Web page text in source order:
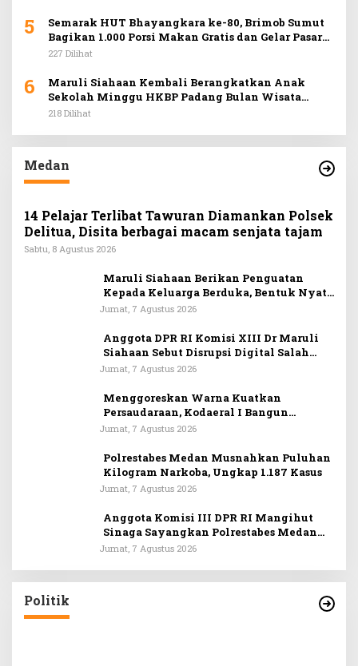
5
Semarak HUT Bhayangkara ke-80, Brimob Sumut
Bagikan 1.000 Porsi Makan Gratis dan Gelar Pasar
Murah di Car Free Day Medan
227 Dilihat
6
Maruli Siahaan Kembali Berangkatkan Anak
Sekolah Minggu HKBP Padang Bulan Wisata
Rohani ke Hill Park
218 Dilihat
Medan
14 Pelajar Terlibat Tawuran Diamankan Polsek
Delitua, Disita berbagai macam senjata tajam
Sabtu, 8 Agustus 2026
Maruli Siahaan Berikan Penguatan
Kepada Keluarga Berduka, Bentuk Nyata
Arti Persahabatan
Jumat, 7 Agustus 2026
Anggota DPR RI Komisi XIII Dr Maruli
Siahaan Sebut Disrupsi Digital Salah
Satu Tantangan Dalam Memperkuat
Jumat, 7 Agustus 2026
Menggoreskan Warna Kuatkan
Persaudaraan, Kodaeral I Bangun
Kedekatan Dengan Masyarakat Pesisir
Jumat, 7 Agustus 2026
Polrestabes Medan Musnahkan Puluhan
Kilogram Narkoba, Ungkap 1.187 Kasus
Jumat, 7 Agustus 2026
Anggota Komisi III DPR RI Mangihut
Sinaga Sayangkan Polrestabes Medan
Terlalu Dini Simpulkan Kematian
Jumat, 7 Agustus 2026
Politik
Loloskan Nama Tak Masuk Muscab
Pemilihan Ketua DPC PKB Karo
Di Politik